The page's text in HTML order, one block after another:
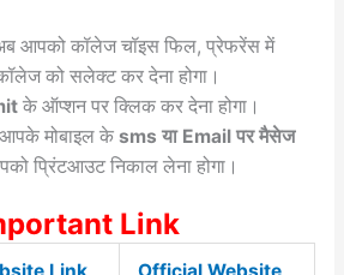
आपको कॉलेज चॉइस फिल, प्रेफरेंस में
को सलेक्ट कर देना होगा।
के ऑप्शन पर क्लिक कर देना होगा।
मोबाइल के sms या Email पर मैसेज
प्रिंटआउट निकाल लेना होगा।
Link